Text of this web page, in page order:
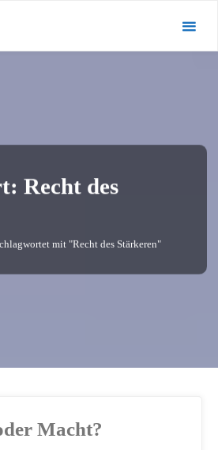
Recht des
mit "Recht des Stärkeren"
Macht?